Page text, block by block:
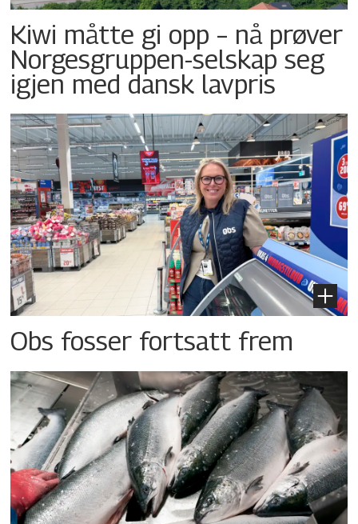
Kiwi måtte gi opp – nå prøver
Norgesgruppen-selskap seg
igjen med dansk lavpris
Obs fosser fortsatt frem